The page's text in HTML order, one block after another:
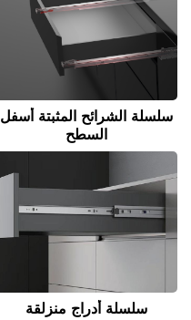
سلسلة الشرائح المثبتة أسفل
السطح
سلسلة أدراج منزلقة